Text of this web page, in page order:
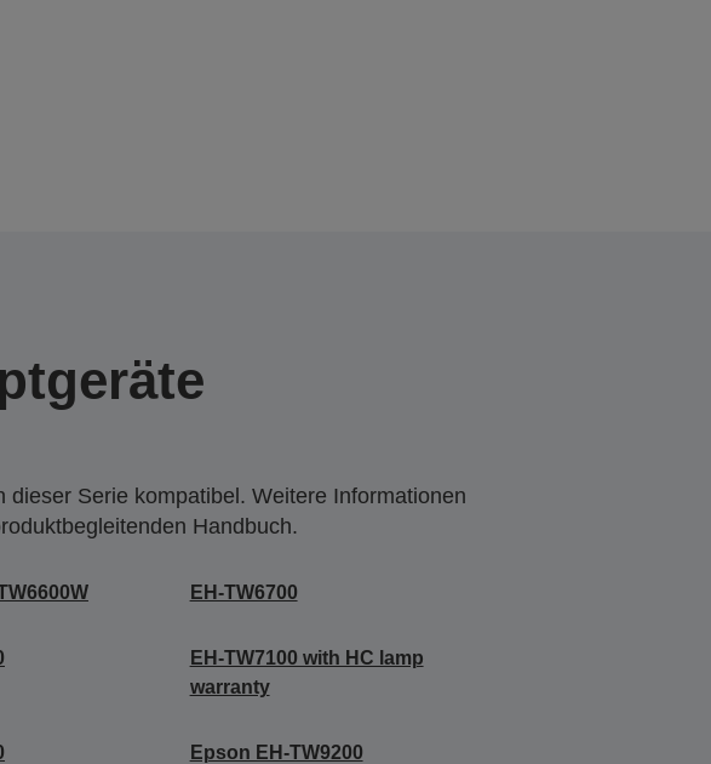
Serie kompatibel. Weitere Informationen
Handbuch.
EH-TW6700
EH-TW7100 with HC lamp
warranty
Epson EH-TW9200